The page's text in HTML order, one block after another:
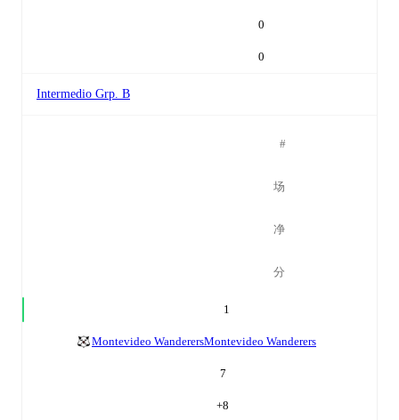
0
0
Intermedio Grp. B
#
场
净
分
1
Montevideo WanderersMontevideo Wanderers
7
+8